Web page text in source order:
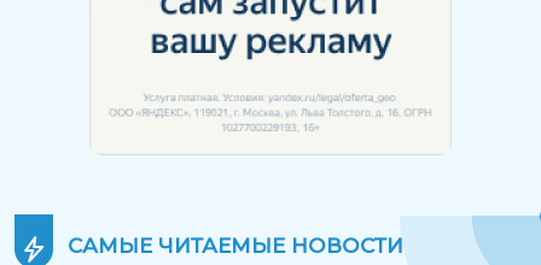
САМЫЕ ЧИТАЕМЫЕ НОВОСТИ